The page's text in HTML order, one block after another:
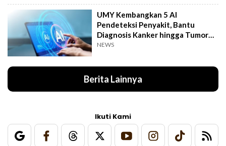
UMY Kembangkan 5 AI
Pendeteksi Penyakit, Bantu
Diagnosis Kanker hingga Tumor
Otak Lebih Cepat
NEWS
Berita Lainnya
Ikuti Kami